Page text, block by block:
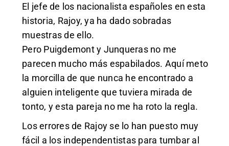
El jefe de los nacionalista españoles en esta
historia, Rajoy, ya ha dado sobradas
muestras de ello.
Pero Puigdemont y Junqueras no me
parecen mucho más espabilados. Aquí meto
la morcilla de que nunca he encontrado a
alguien inteligente que tuviera mirada de
tonto, y esta pareja no me ha roto la regla.
Los errores de Rajoy se lo han puesto muy
fácil a los independentistas para tumbar al